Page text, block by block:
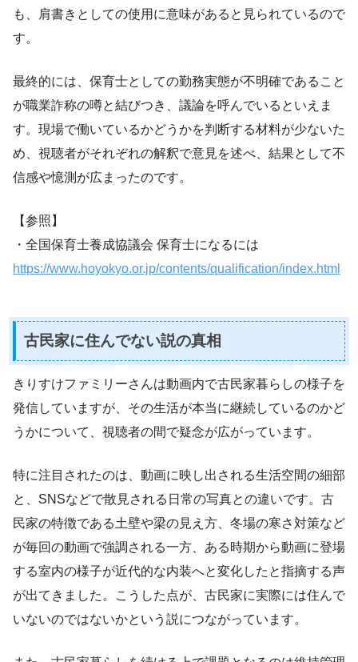
も、肩書きとしての使用に意味があると見られているので
す。
最終的には、保育士としての勤務実態が不明確であること
が職業詐称の噂と結びつき、議論を呼んでいるといえま
す。現場で働いているかどうかを判断する材料が少ないた
め、視聴者がそれぞれの解釈で意見を述べ、結果として不
信感や憶測が広まったのです。
【参照】
・全国保育士養成協議会 保育士になるには
https://www.hoyokyo.or.jp/contents/qualification/index.html
古民家に住んでない説の真相
きりすけファミリーさんは動画内で古民家暮らしの様子を
発信していますが、その生活が本当に継続しているのかど
うかについて、視聴者の間で疑念が広がっています。
特に注目されたのは、動画に映し出される生活空間の細部
と、SNSなどで散見される日常の写真との違いです。古
民家の特徴である土壁や梁の見え方、冬場の寒さ対策など
が毎回の動画で強調される一方、ある時期から動画に登場
する室内の様子が近代的な内装へと変化したと指摘する声
が出てきました。こうした点が、古民家に実際には住んで
いないのではないかという説につながっています。